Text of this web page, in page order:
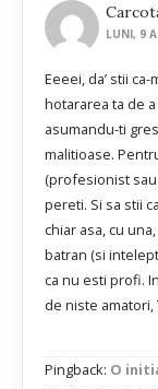
LUNI, 9
Eeeei, da’ stii
hotararea ta de
asumandu-ti
malitioase.
(profesionist
pereti. Si sa stii
chiar asa, cu
batran (si
ca nu esti profi.
de niste
Pingback: O